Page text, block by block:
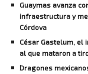
Guaymas avanza
infraestructura y
Córdova
César Gastelum, el
al que mataron a
Dragones